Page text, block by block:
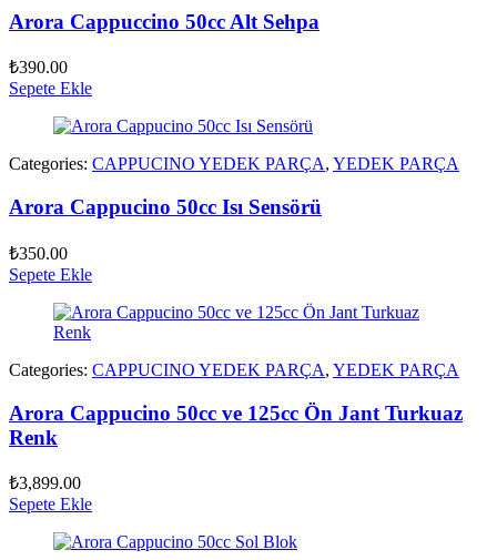
Arora Cappuccino 50cc Alt Sehpa
₺390.00
Sepete Ekle
Categories: CAPPUCINO YEDEK PARÇA, YEDEK PARÇA
Arora Cappucino 50cc Isı Sensörü
₺350.00
Sepete Ekle
Categories: CAPPUCINO YEDEK PARÇA, YEDEK PARÇA
Arora Cappucino 50cc ve 125cc Ön Jant Turkuaz
Renk
₺3,899.00
Sepete Ekle